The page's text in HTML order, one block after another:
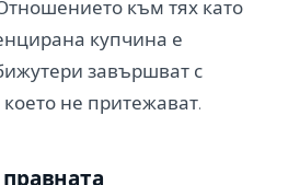
към тях като
купчина е
завършват с
не притежават.